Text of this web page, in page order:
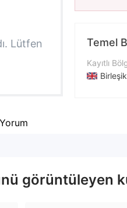
Lütfen
Temel
Kayıtlı
Yorum
görüntüleyen